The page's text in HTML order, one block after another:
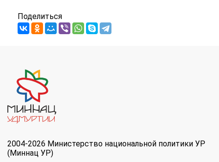
Поделиться
2004-2026 Министерство национальной политики УР
(Миннац УР)